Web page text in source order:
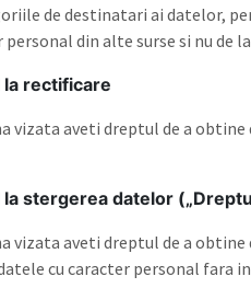
de destinatari ai datelor,
personal din alte surse si nu
la rectificare
vizata aveti dreptul de a
stergerea datelor
vizata aveti dreptul de a obtine
cu caracter personal fara